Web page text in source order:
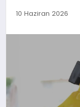
TEKNOLOJI
10 Haziran 2026